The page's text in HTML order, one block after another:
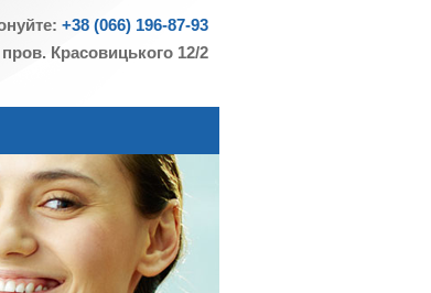
+38 (066) 196-87-93
Красовицького 12/2